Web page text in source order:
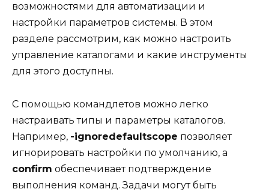
возможностями для автоматизации и
настройки параметров системы. В этом
разделе рассмотрим, как можно настроить
управление каталогами и какие инструменты
для этого доступны.
С помощью командлетов можно легко
настраивать типы и параметры каталогов.
Например, -ignoredefaultscope позволяет
игнорировать настройки по умолчанию, а
confirm обеспечивает подтверждение
выполнения команд. Задачи могут быть